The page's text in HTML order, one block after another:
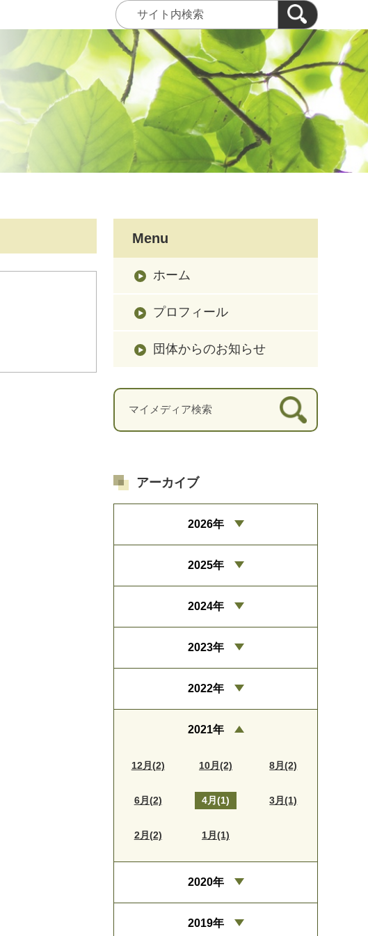
Menu
ホーム
プロフィール
団体からのお知らせ
アーカイブ
2026年
2025年
2024年
2023年
2022年
2021年
12月(2) 10月(2) 8月(2)
6月(2) 4月(1) 3月(1)
2月(2) 1月(1)
2020年
2019年